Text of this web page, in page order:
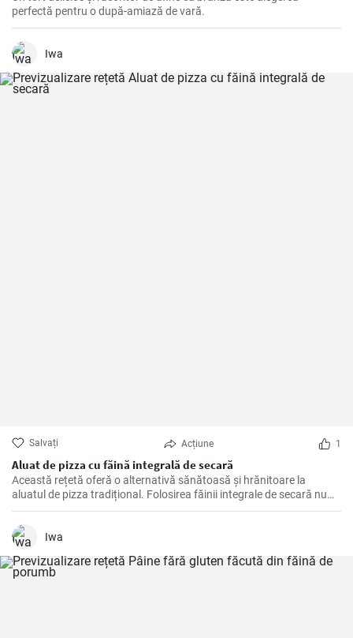
perfectă pentru o după-amiază de vară.
Iwa
Salvați Acțiune 1
Aluat de pizza cu făină integrală de secară
Această rețetă oferă o alternativă sănătoasă şi hrănitoare la
aluatul de pizza tradițional. Folosirea făinii integrale de secară nu
numai că face pizza mai gustoasă, dar adaugă și multe fibre și
nutrienți.
Iwa